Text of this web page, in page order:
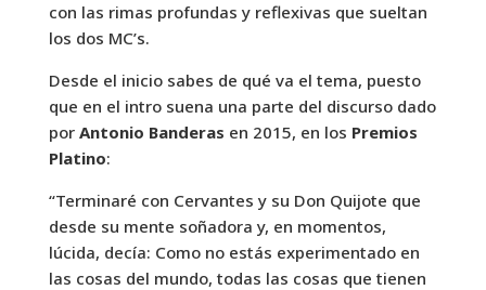
con las rimas profundas y reflexivas que sueltan
los dos MC’s.
Desde el inicio sabes de qué va el tema, puesto
que en el intro suena una parte del discurso dado
por Antonio Banderas en 2015, en los Premios
Platino:
“Terminaré con Cervantes y su Don Quijote que
desde su mente soñadora y, en momentos,
lúcida, decía: Como no estás experimentado en
las cosas del mundo, todas las cosas que tienen